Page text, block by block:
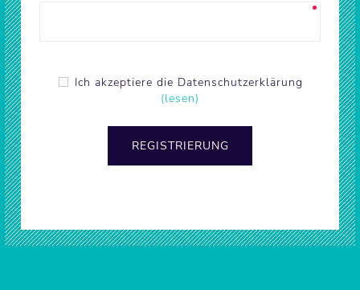
Ich akzeptiere die Datenschutzerklärung
(lesen)